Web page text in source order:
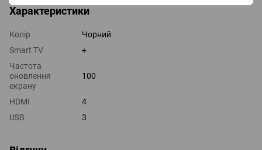
Характеристики
Колір
Чорний
Smart TV
+
Частота
оновлення
екрану
100
HDMI
4
USB
3